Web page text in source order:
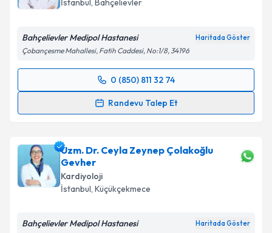
Kişisel verilerimin işlenmesine ilişkin
Metni'ni okudum ve kişisel verilerimin belirtilen
kapsamda işlenmesini kabul ediyorum.
Takvim Talebini Gönder
İstanbul, Bahçelievler
Bahçelievler Medipol Hastanesi Haritada Göster
Çobançesme Mahallesi, Fatih Caddesi, No:1/8, 34196
0 (850) 811 32 74
Randevu Talep Et
Randevu Takvimi Talebi
takvim hazırlandığında e-posta ile bilgilendireceğiz.
E-posta Adresiniz
Uzm. Dr. Ceyla Zeynep Çolakoğlu
Gevher
Kardiyoloji
İstanbul, Küçükçekmece
Bahçelievler Medipol Hastanesi Haritada Göster